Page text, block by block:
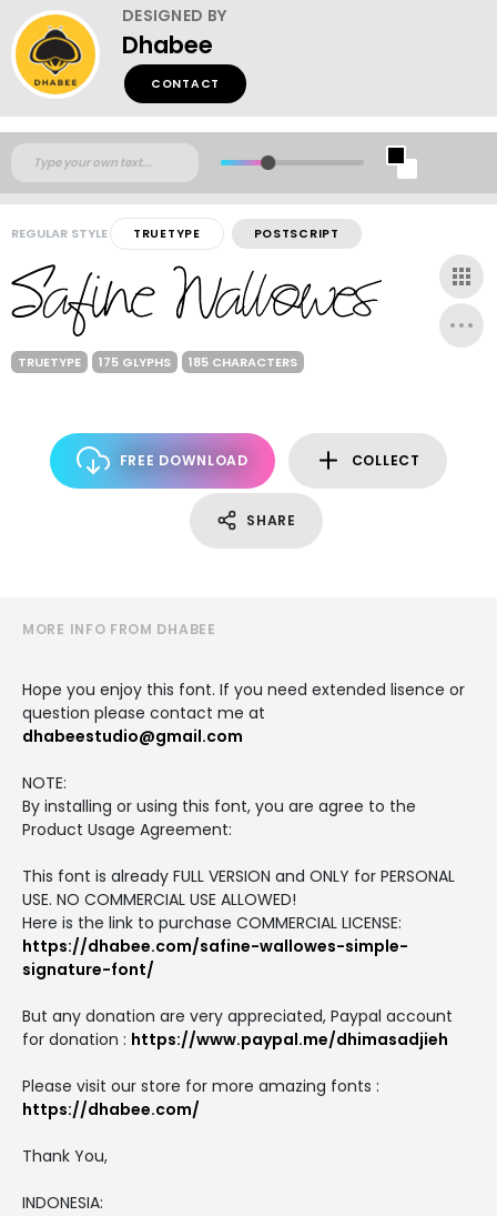
DESIGNED BY
Dhabee
CONTACT
REGULAR STYLE TRUETYPE POSTSCRIPT
TRUETYPE 175 GLYPHS 185 CHARACTERS
FREE DOWNLOAD COLLECT
SHARE
MORE INFO FROM DHABEE
Hope you enjoy this font. If you need extended lisence or
question please contact me at
dhabeestudio@gmail.com
NOTE:
By installing or using this font, you are agree to the
Product Usage Agreement:
This font is already FULL VERSION and ONLY for PERSONAL
USE. NO COMMERCIAL USE ALLOWED!
Here is the link to purchase COMMERCIAL LICENSE:
https://dhabee.com/safine-wallowes-simple-
signature-font/
But any donation are very appreciated, Paypal account
for donation : https://www.paypal.me/dhimasadjieh
Please visit our store for more amazing fonts :
https://dhabee.com/
Thank You,
INDONESIA: